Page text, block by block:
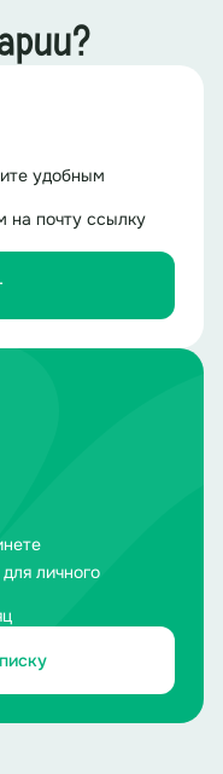
удобным
почту ссылку
личного